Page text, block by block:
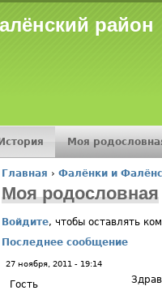
район
Вы здесь
Главная › Фалёнки и
Моя родословная
Войдите, чтобы оставлять
Последнее сообщение
27 ноября, 2011 - 19:14
Гость
История Моя